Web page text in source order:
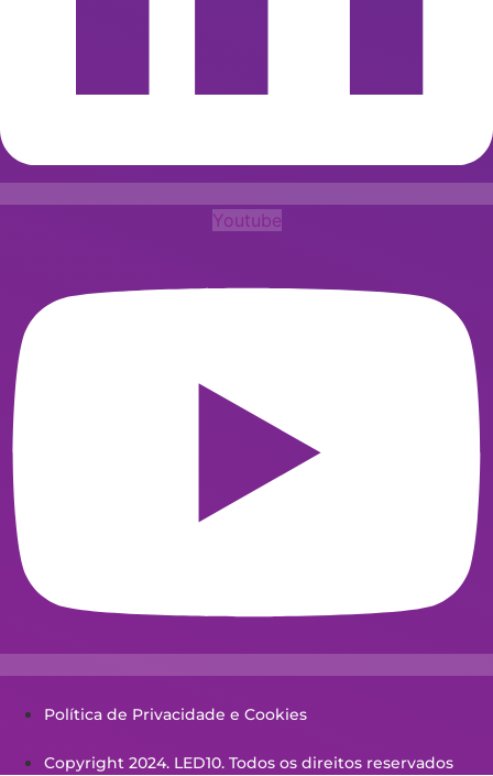
Youtube
Política de Privacidade e Cookies
Copyright 2024. LED10. Todos os direitos reservados